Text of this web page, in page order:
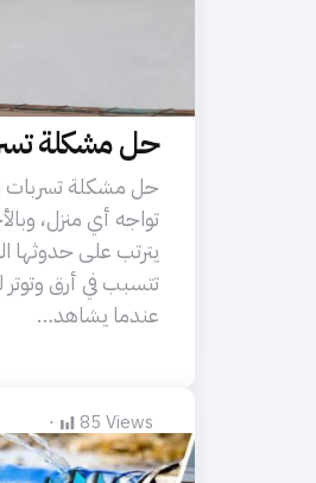
حل مشكلة
حل مشكلة تسربات
تواجه أي منزل،
يترتب على حدوثها
تتسبب في أرق
عندما يشاهد…
85 Views